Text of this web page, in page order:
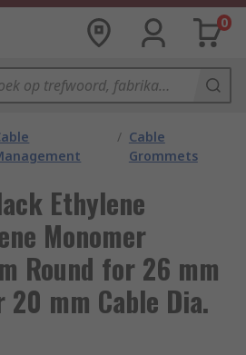
0
/ Cable
Grommets
Ethylene
Monomer
Round for 26 mm
20 mm Cable Dia.